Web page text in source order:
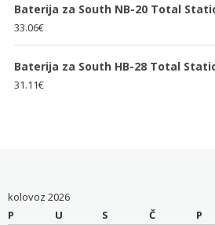
Baterija za South NB-20 Total
33.06€
Baterija za South HB-28 Total
31.11€
kolovoz 2026
P
U S Č P